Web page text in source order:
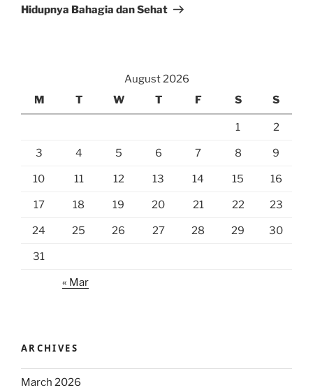
Hidupnya Bahagia dan Sehat
August 2026
M
T W T F S S
1 2
3 4 5 6 7 8 9
10 11 12 13 14 15 16
17 18 19 20 21 22 23
24 25 26 27 28 29 30
31
« Mar
ARCHIVES
March 2026